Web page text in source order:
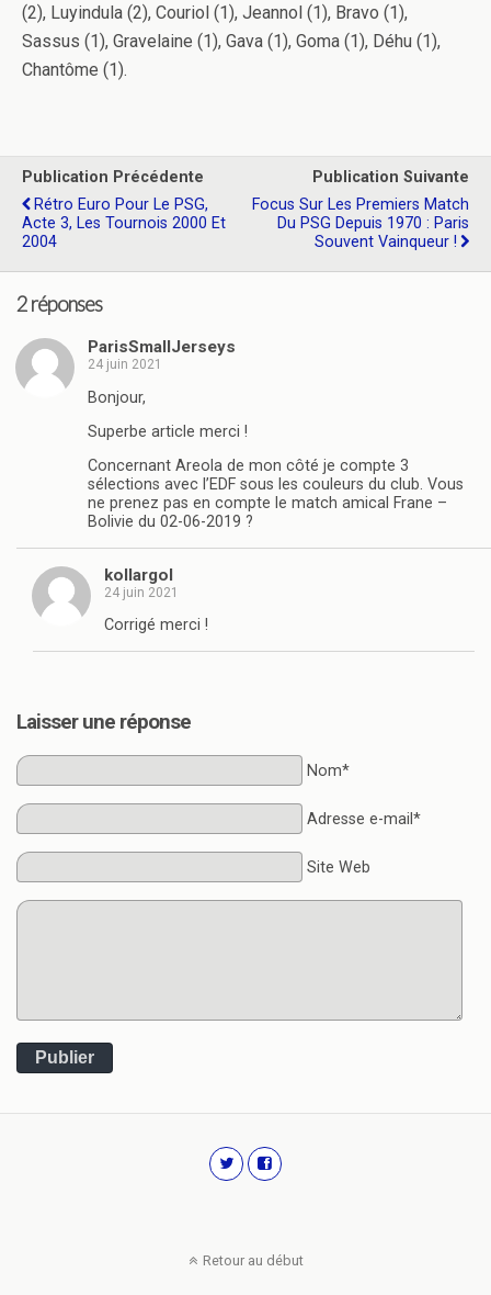
(2), Luyindula (2), Couriol (1), Jeannol (1), Bravo (1),
Sassus (1), Gravelaine (1), Gava (1), Goma (1), Déhu (1),
Chantôme (1).
Publication Précédente
Rétro Euro Pour Le PSG,
Acte 3, Les Tournois 2000 Et
2004
Publication Suivante
Focus Sur Les Premiers Match
Du PSG Depuis 1970 : Paris
Souvent Vainqueur !
2 réponses
ParisSmallJerseys
24 juin 2021
Bonjour,
Superbe article merci !
Concernant Areola de mon côté je compte 3
sélections avec l’EDF sous les couleurs du club. Vous
ne prenez pas en compte le match amical Frane –
Bolivie du 02-06-2019 ?
kollargol
24 juin 2021
Corrigé merci !
Laisser une réponse
Nom*
Adresse e-mail*
Site Web
Publier
Retour au début